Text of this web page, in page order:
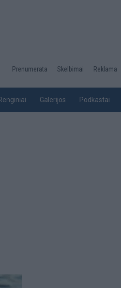
Desktop
top
Prenumerata Skelbimai Reklama
Galerijos Podkastai